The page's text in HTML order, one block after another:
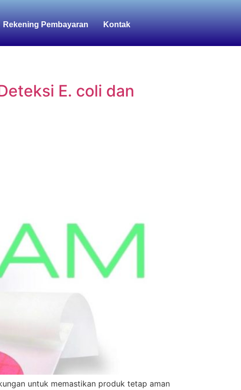
Rekening Pembayaran Kontak
E. coli dan
untuk memastikan produk tetap aman